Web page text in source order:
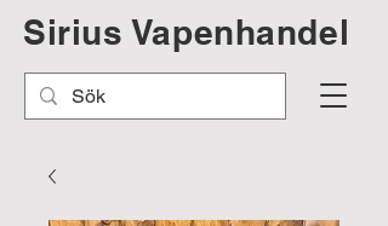
Sirius Vapenhandel